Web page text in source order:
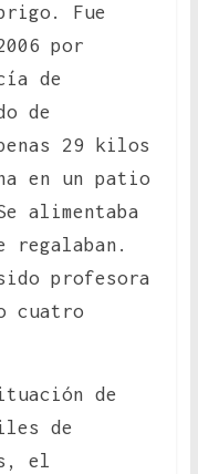
Fue
por
de
de
29 kilos
en un patio
alimentaba
profesora
cuatro
de
de
el